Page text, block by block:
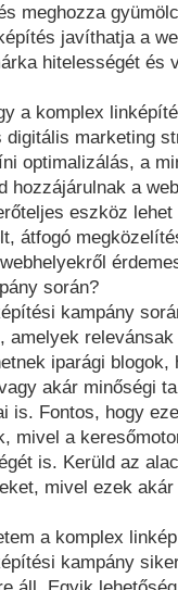
meghozza
javíthatja a
hitelességét és
a komplex
marketing
optimalizálás, a
hozzájárulnak a
eszköz
átfogó
során?
kampány
amelyek
iparági
akár minőségi
is. Fontos, hogy
mivel a
is. Kerüld az
mivel ezek
a komplex
kampány